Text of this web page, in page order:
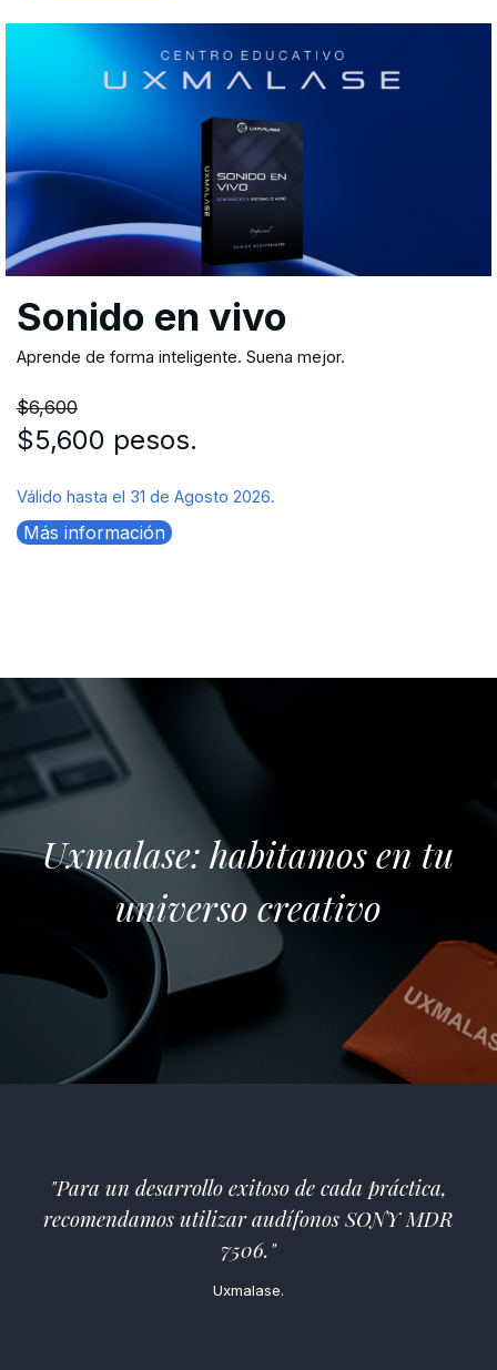
Sonido en vivo
Aprende de forma inteligente. Suena mejor.
$6,600
$5,600 pesos.
Válido hasta el 31 de Agosto 2026.
Más información
Uxmalase: habitamos en tu
universo creativo
"Para un desarrollo exitoso de cada práctica,
recomendamos utilizar audífonos SONY MDR
7506."
Uxmalase.